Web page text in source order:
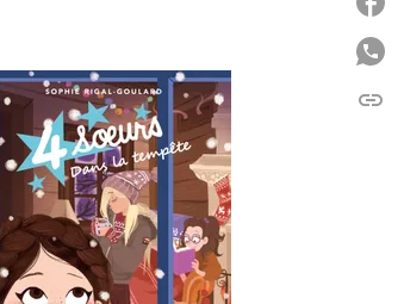
link